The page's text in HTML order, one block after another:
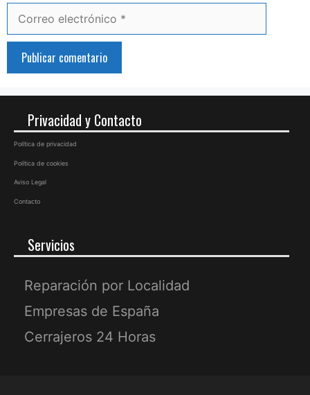
Privacidad y Contacto
Política de privacidad
Política de cookies
Aviso Legal
Contacto
Servicios
Reparación por Localidad
Empresas de España
Cerrajeros 24 Horas